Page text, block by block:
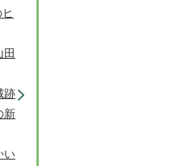
田
跡
新
い